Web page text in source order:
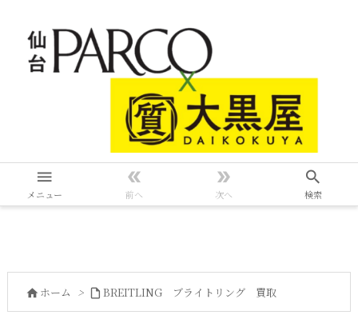

メニュー

前へ

次へ

検索
 ホーム >  BREITLING ブライトリング 買取